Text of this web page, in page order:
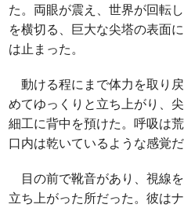
た。両眼が震え、世界が回転
を横切る、巨大な尖塔の表面
は止まった。
動ける程にまで体力を取り
めてゆっくりと立ち上がり、
細工に背中を預けた。呼吸は
口内は乾いているような感覚だ
目の前で靴音があり、視線
立ち上がった所だった。彼は